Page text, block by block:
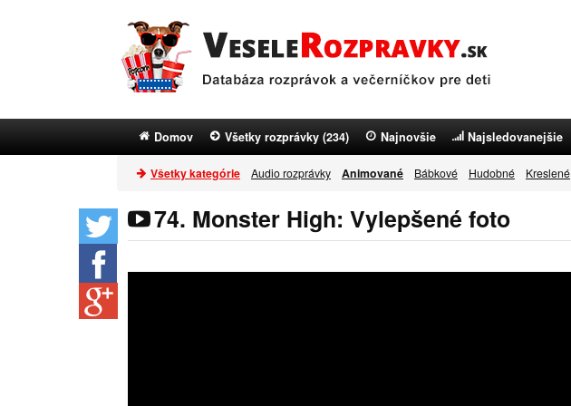
Domov Všetky rozprávky (234) Najnovšie Najsledovanejšie
Všetky kategórie Audio rozprávky Animované Bábkové Hudobné Kreslené
74. Monster High: Vylepšené foto